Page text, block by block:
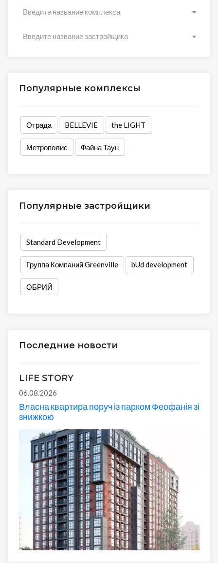
Введите название комплекса
Введите название застройщика
Популярные комплексы
Отрада BELLEVIE the LIGHT
Метрополис Файна Таун
Популярные застройщики
Standard Development
Группа Компаний Greenville bUd development
ОБРИЙ
Последние новости
LIFE STORY
06.08.2026
Власна квартира поруч із парком Феофанія зі
знижкою